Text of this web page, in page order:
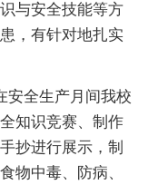
与安全技能等方
，有针对地扎实
安全生产月间我校
知识竞赛、制作
抄进行展示，制
物中毒、防病、